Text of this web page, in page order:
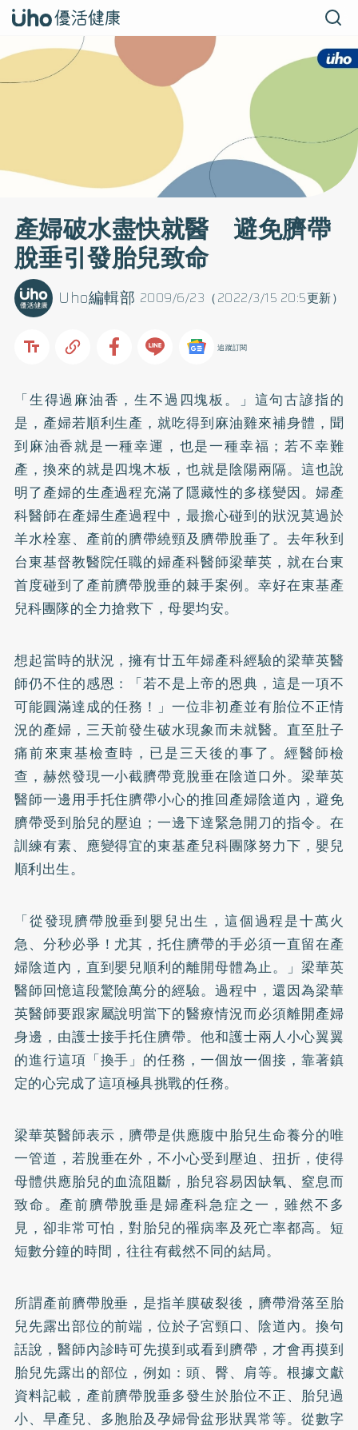
產婦破水盡快就醫 避免臍帶
脫垂引發胎兒致命
2009/6/23（2022/3/15 20:5更新）
Uho編輯部
追蹤訂閱
「生得過麻油香，生不過四塊板。」這句古諺指的
是，產婦若順利生產，就吃得到麻油雞來補身體，聞
到麻油香就是一種幸運，也是一種幸福；若不幸難
產，換來的就是四塊木板，也就是陰陽兩隔。這也說
明了產婦的生產過程充滿了隱藏性的多樣變因。婦產
科醫師在產婦生產過程中，最擔心碰到的狀況莫過於
羊水栓塞、產前的臍帶繞頸及臍帶脫垂了。去年秋到
台東基督教醫院任職的婦產科醫師梁華英，就在台東
首度碰到了產前臍帶脫垂的棘手案例。幸好在東基產
兒科團隊的全力搶救下，母嬰均安。
想起當時的狀況，擁有廿五年婦產科經驗的梁華英醫
師仍不住的感恩：「若不是上帝的恩典，這是一項不
可能圓滿達成的任務！」一位非初產並有胎位不正情
況的產婦，三天前發生破水現象而未就醫。直至肚子
痛前來東基檢查時，已是三天後的事了。經醫師檢
查，赫然發現一小截臍帶竟脫垂在陰道口外。梁華英
醫師一邊用手托住臍帶小心的推回產婦陰道內，避免
臍帶受到胎兒的壓迫；一邊下達緊急開刀的指令。在
訓練有素、應變得宜的東基產兒科團隊努力下，嬰兒
順利出生。
「從發現臍帶脫垂到嬰兒出生，這個過程是十萬火
急、分秒必爭！尤其，托住臍帶的手必須一直留在產
婦陰道內，直到嬰兒順利的離開母體為止。」梁華英
醫師回憶這段驚險萬分的經驗。過程中，還因為梁華
英醫師要跟家屬說明當下的醫療情況而必須離開產婦
身邊，由護士接手托住臍帶。他和護士兩人小心翼翼
的進行這項「換手」的任務，一個放一個接，靠著鎮
定的心完成了這項極具挑戰的任務。
梁華英醫師表示，臍帶是供應腹中胎兒生命養分的唯
一管道，若脫垂在外，不小心受到壓迫、扭折，使得
母體供應胎兒的血流阻斷，胎兒容易因缺氧、窒息而
致命。產前臍帶脫垂是婦產科急症之一，雖然不多
見，卻非常可怕，對胎兒的罹病率及死亡率都高。短
短數分鐘的時間，往往有截然不同的結局。
所謂產前臍帶脫垂，是指羊膜破裂後，臍帶滑落至胎
兒先露出部位的前端，位於子宮頸口、陰道內。換句
話說，醫師內診時可先摸到或看到臍帶，才會再摸到
胎兒先露出的部位，例如：頭、臀、肩等。根據文獻
資料記載，產前臍帶脫垂多發生於胎位不正、胎兒過
小、早產兒、多胞胎及孕婦骨盆形狀異常等。從數字